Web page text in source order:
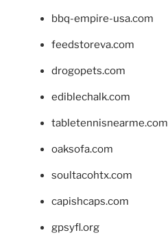
bbq-empire-usa.com
feedstoreva.com
drogopets.com
ediblechalk.com
tabletennisnearme.com
oaksofa.com
soultacohtx.com
capishcaps.com
gpsyfl.org